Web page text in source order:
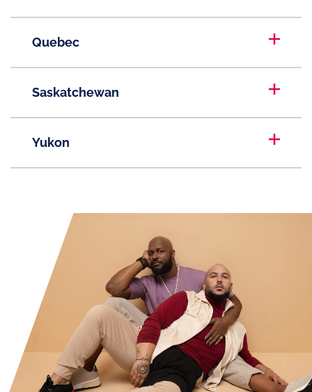
Quebec
Saskatchewan
Yukon